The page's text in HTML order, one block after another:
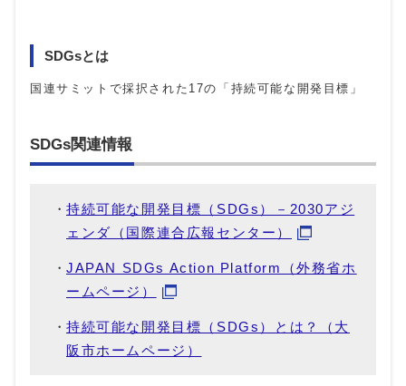
SDGsとは
国連サミットで採択された17の「持続可能な開発目標」
SDGs関連情報
持続可能な開発目標（SDGs）－2030アジ
ェンダ（国際連合広報センター）
JAPAN SDGs Action Platform（外務省ホ
ームページ）
持続可能な開発目標（SDGs）とは？（大
阪市ホームページ）